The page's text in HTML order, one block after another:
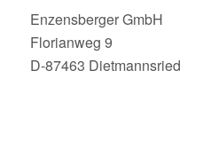
Enzensberger GmbH
Florianweg 9
D-87463 Dietmannsried